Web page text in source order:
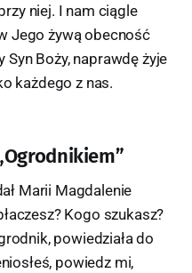
niej. I nam ciągle
Jego żywą obecność
Syn Boży, naprawdę żyje
każdego z nas.
Marii Magdalenie
Kogo szukasz?
powiedziała do
powiedz mi,